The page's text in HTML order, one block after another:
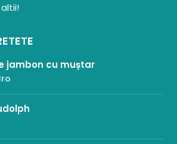
jambon cu muștar